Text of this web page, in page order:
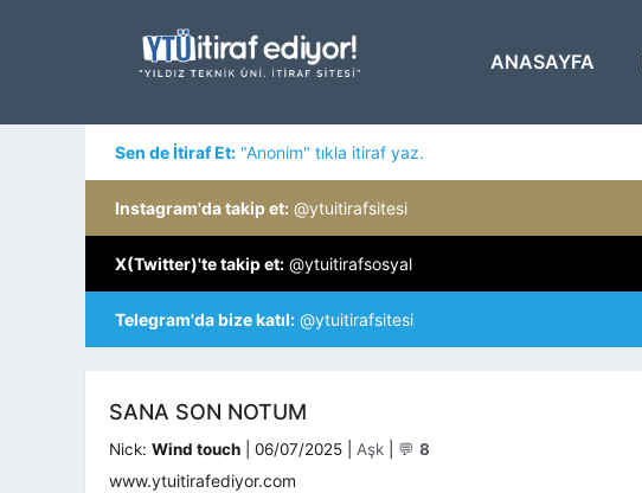
ANASAYFA
Sen de İtiraf Et: "Anonim" tıkla itiraf yaz.
Instagram'da takip et: @ytuitirafsitesi
X(Twitter)'te takip et: @ytuitirafsosyal
Telegram'da bize katıl: @ytuitirafsitesi
SANA SON NOTUM
Nick: Wind touch 06/07/2025 Kategoriler
Aşk 💬 8
www.ytuitirafediyor.com